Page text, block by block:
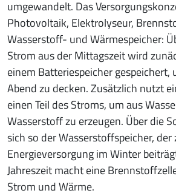
umgewandelt. Das
Photovoltaik, Elektrolyseur,
Wasserstoff- und Wärmespeicher:
Strom aus der Mittagszeit wird
einem Batteriespeicher gespeichert,
Abend zu decken. Zusätzlich nutzt
einen Teil des Stroms, um aus
Wasserstoff zu erzeugen. Über die
sich so der Wasserstoffspeicher, der
Energieversorgung im Winter
Jahreszeit macht eine
Strom und Wärme.